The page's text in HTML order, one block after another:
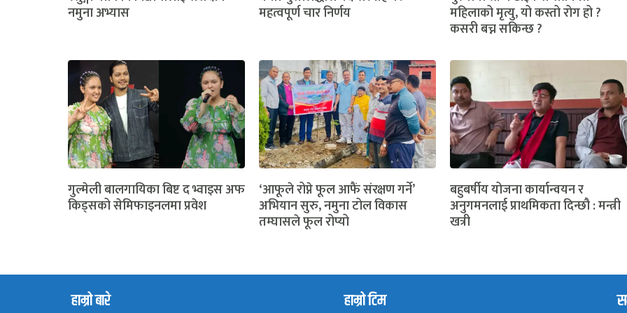
नमुना अभ्यास महत्वपूर्ण चार निर्णय महिलाको मृत्यु, यो कस्तो रोग हो ?
कसरी बच्न सकिन्छ ?
गुल्मेली बालगायिका बिष्ट द भ्वाइस अफ
किड्सको सेमिफाइनलमा प्रवेश
‘आफूले रोप्ने फूल आफैं संरक्षण गर्ने’
अभियान सुरु, नमुना टोल विकास
तम्घासले फूल रोप्यो
बहुबर्षीय योजना कार्यान्वयन र
अनुगमनलाई प्राथमिकता दिन्छौ : मन्त्री
खत्री
हाम्रो बारे हाम्रो टिम